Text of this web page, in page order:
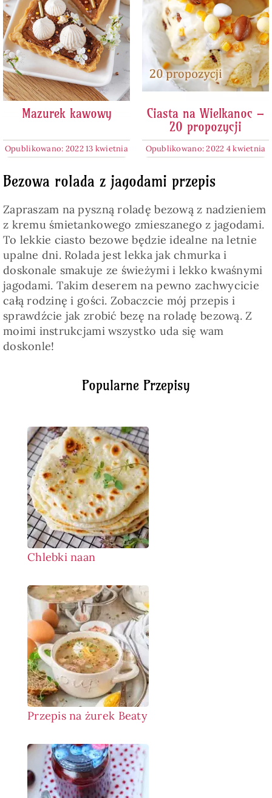
Popularne Przepisy
Chlebki naan
Przepis na żurek Beaty
Mazurek kawowy
Opublikowano: 2022 13 kwietnia
Ciasta na Wielkanoc –
20 propozycji
Opublikowano: 2022 4 kwietnia
Bezowa rolada z jagodami przepis
Zapraszam na pyszną roladę bezową z nadzieniem
z kremu śmietankowego zmieszanego z jagodami.
To lekkie ciasto bezowe będzie idealne na letnie
upalne dni. Rolada jest lekka jak chmurka i
doskonale smakuje ze świeżymi i lekko kwaśnymi
jagodami. Takim deserem na pewno zachwycicie
całą rodzinę i gości. Zobaczcie mój przepis i
sprawdźcie jak zrobić bezę na roladę bezową. Z
moimi instrukcjami wszystko uda się wam
doskonle!